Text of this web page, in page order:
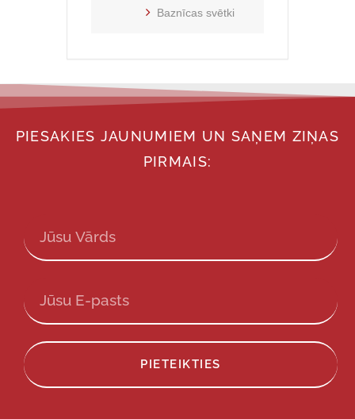
Baznīcas svētki
PIESAKIES JAUNUMIEM UN SAŅEM ZIŅAS
PIRMAIS:
PIETEIKTIES